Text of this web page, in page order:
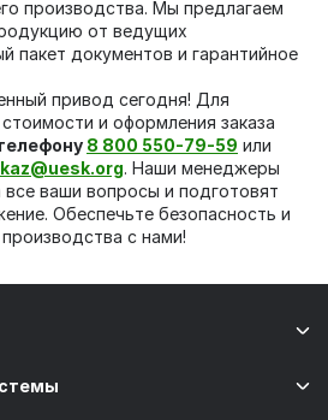
производства. Мы предлагаем
от ведущих
пакет документов и гарантийное
привод сегодня! Для
и оформления заказа
8 800 550-79-59 или
. Наши менеджеры
все ваши вопросы и подготовят
Обеспечьте безопасность и
с нами!